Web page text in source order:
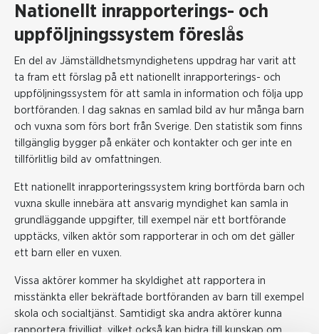
Nationellt inrapporterings- och
uppföljningssystem föreslås
En del av Jämställdhetsmyndighetens uppdrag har varit att
ta fram ett förslag på ett nationellt inrapporterings- och
uppföljningssystem för att samla in information och följa upp
bortföranden. I dag saknas en samlad bild av hur många barn
och vuxna som förs bort från Sverige. Den statistik som finns
tillgänglig bygger på enkäter och kontakter och ger inte en
tillförlitlig bild av omfattningen.
Ett nationellt inrapporteringssystem kring bortförda barn och
vuxna skulle innebära att ansvarig myndighet kan samla in
grundläggande uppgifter, till exempel när ett bortförande
upptäcks, vilken aktör som rapporterar in och om det gäller
ett barn eller en vuxen.
Vissa aktörer kommer ha skyldighet att rapportera in
misstänkta eller bekräftade bortföranden av barn till exempel
skola och socialtjänst. Samtidigt ska andra aktörer kunna
rapportera frivilligt, vilket också kan bidra till kunskap om